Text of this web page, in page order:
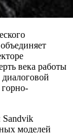
объединяет
века работы
диалоговой
Sandvik
моделей